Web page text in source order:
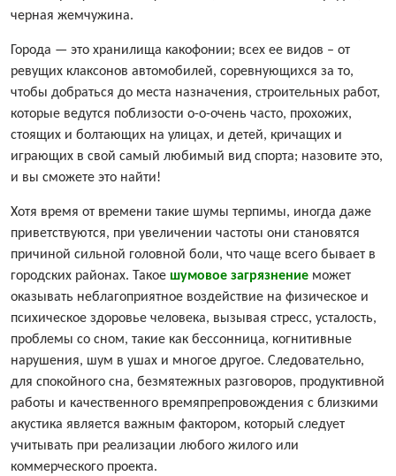
черная жемчужина.
Города — это хранилища какофонии; всех ее видов – от
ревущих клаксонов автомобилей, соревнующихся за то,
чтобы добраться до места назначения, строительных работ,
которые ведутся поблизости о-о-очень часто, прохожих,
стоящих и болтающих на улицах, и детей, кричащих и
играющих в свой самый любимый вид спорта; назовите это,
и вы сможете это найти!
Хотя время от времени такие шумы терпимы, иногда даже
приветствуются, при увеличении частоты они становятся
причиной сильной головной боли, что чаще всего бывает в
городских районах. Такое шумовое загрязнение может
оказывать неблагоприятное воздействие на физическое и
психическое здоровье человека, вызывая стресс, усталость,
проблемы со сном, такие как бессонница, когнитивные
нарушения, шум в ушах и многое другое. Следовательно,
для спокойного сна, безмятежных разговоров, продуктивной
работы и качественного времяпрепровождения с близкими
акустика является важным фактором, который следует
учитывать при реализации любого жилого или
коммерческого проекта.